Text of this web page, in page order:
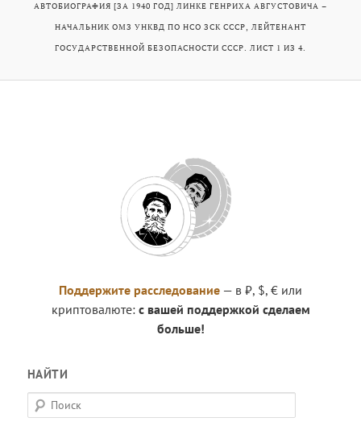
АВТОБИОГРАФИЯ [ЗА 1940 ГОД] ЛИНКЕ ГЕНРИХА АВГУСТОВИЧА –
НАЧАЛЬНИК ОМЗ УНКВД ПО НСО ЗСК СССР, ЛЕЙТЕНАНТ
ГОСУДАРСТВЕННОЙ БЕЗОПАСНОСТИ СССР. ЛИСТ 1 ИЗ 4.
Поддержите расследование — в ₽, $, € или
криптовалюте: с вашей поддержкой сделаем
больше!
НАЙТИ
П
о